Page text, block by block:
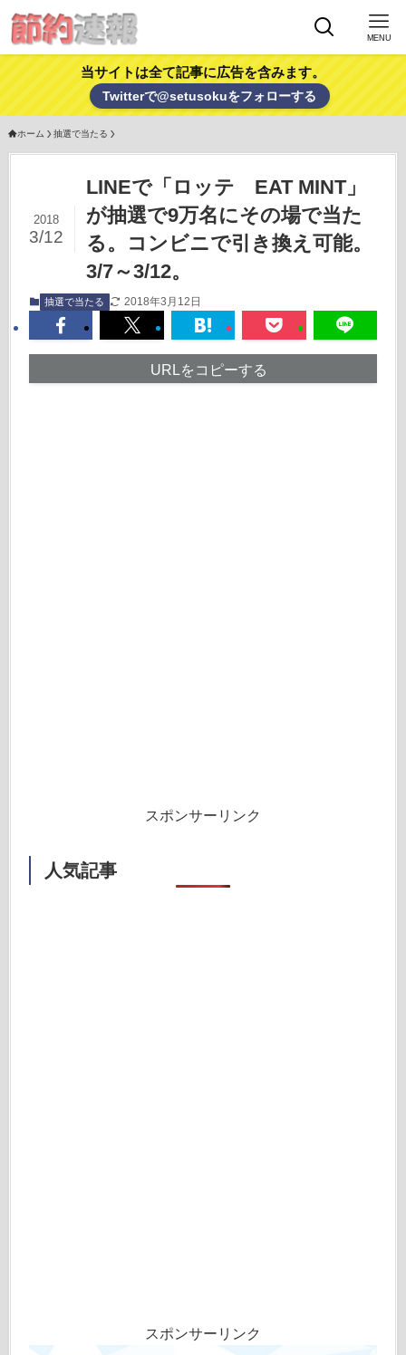
MENU
当サイトは全て記事に広告を含みます。
Twitterで@setusokuをフォローする
ホーム 抽選で当たる
LINEで「ロッテ EAT MINT」
が抽選で9万名にその場で当た
る。コンビニで引き換え可能。
3/7～3/12。
2018
3/12
抽選で当たる 2018年3月12日
URLをコピーする
スポンサーリンク
人気記事
スポンサーリンク